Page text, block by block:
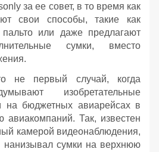
за ее совет, в то время как
свои способы, такие как
или даже предлагают
сумки, вместо
не первый случай, когда
изобретательные
на бюджетных авиарейсах в
авиакомпаний. Так, известен
камерой видеонаблюдения,
нанизывал сумки на верхнюю